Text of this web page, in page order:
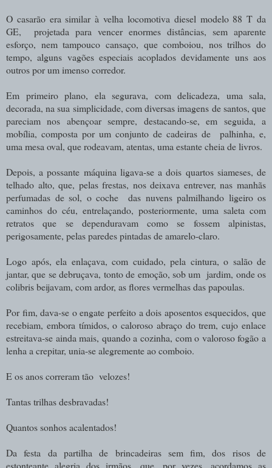
O casarão era similar à velha locomotiva diesel modelo 88 T da
GE, projetada para vencer enormes distâncias, sem aparente
esforço, nem tampouco cansaço, que comboiou, nos trilhos do
tempo, alguns vagões especiais acoplados devidamente uns aos
outros por um imenso corredor.
Em primeiro plano, ela segurava, com delicadeza, uma sala,
decorada, na sua simplicidade, com diversas imagens de santos, que
pareciam nos abençoar sempre, destacando-se, em seguida, a
mobília, composta por um conjunto de cadeiras de palhinha, e,
uma mesa oval, que rodeavam, atentas, uma estante cheia de livros.
Depois, a possante máquina ligava-se a dois quartos siameses, de
telhado alto, que, pelas frestas, nos deixava entrever, nas manhãs
perfumadas de sol, o coche das nuvens palmilhando ligeiro os
caminhos do céu, entrelaçando, posteriormente, uma saleta com
retratos que se dependuravam como se fossem alpinistas,
perigosamente, pelas paredes pintadas de amarelo-claro.
Logo após, ela enlaçava, com cuidado, pela cintura, o salão de
jantar, que se debruçava, tonto de emoção, sob um jardim, onde os
colibris beijavam, com ardor, as flores vermelhas das papoulas.
Por fim, dava-se o engate perfeito a dois aposentos esquecidos, que
recebiam, embora tímidos, o caloroso abraço do trem, cujo enlace
estreitava-se ainda mais, quando a cozinha, com o valoroso fogão a
lenha a crepitar, unia-se alegremente ao comboio.
E os anos correram tão velozes!
Tantas trilhas desbravadas!
Quantos sonhos acalentados!
Da festa da partilha de brincadeiras sem fim, dos risos de
estonteante alegria dos irmãos, que, por vezes, acordamos as